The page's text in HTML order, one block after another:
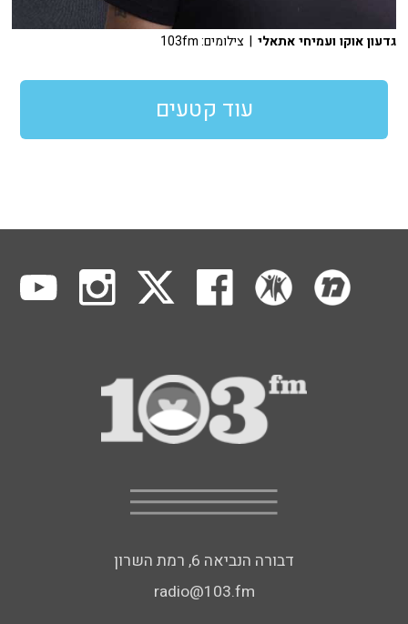
גדעון אוקו ועמיחי אתאלי | צילומים: 103fm
עוד קטעים
דבורה הנביאה 6, רמת השרון
radio@103.fm